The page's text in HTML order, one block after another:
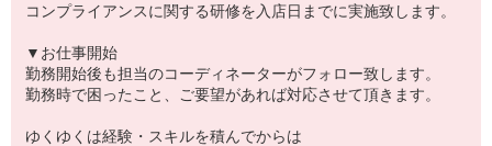
コンプライアンスに関する研修を入店日までに実施致します。
▼お仕事開始
勤務開始後も担当のコーディネーターがフォロー致します。
勤務時で困ったこと、ご要望があれば対応させて頂きます。
ゆくゆくは経験・スキルを積んでからは